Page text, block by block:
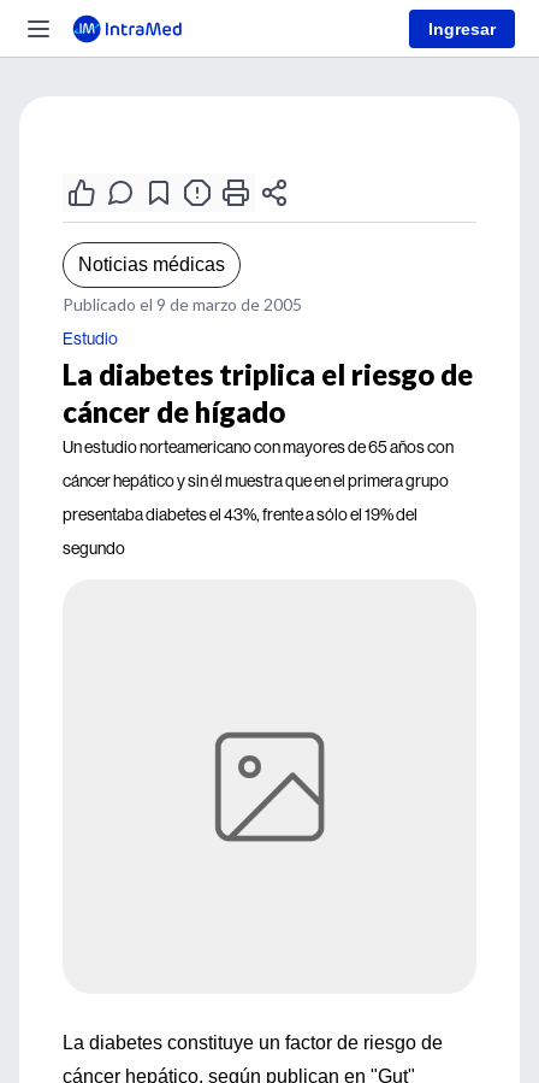
Ingresar
Noticias médicas
Publicado el 9 de marzo de 2005
Estudio
La diabetes triplica el riesgo de
cáncer de hígado
Un estudio norteamericano con mayores de 65 años con
cáncer hepático y sin él muestra que en el primera grupo
presentaba diabetes el 43%, frente a sólo el 19% del
segundo
La diabetes constituye un factor de riesgo de
cáncer hepático, según publican en "Gut"